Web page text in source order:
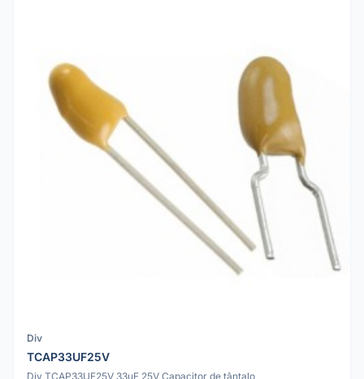
Div
TCAP33UF25V
Div TCAP33UF25V 33uF 25V Capacitor de tântalo